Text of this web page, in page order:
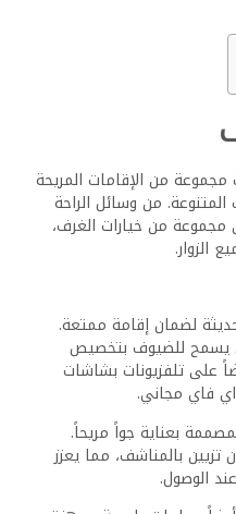
من الإقامات المريحة
من وسائل الراحة
مجموعة من خيارات الغرف،
الزوار.
لضمان إقامة ممتعة.
يسمح للضيوف بتخصيص
على تلفزيونات بشاشات
فاي مجاني.
بعناية جواً مريحاً.
بالمناشف، مما يعزز
الوصول.